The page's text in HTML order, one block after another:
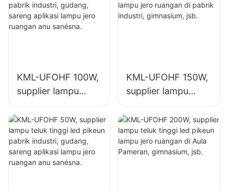
KML-UFOHF 100W,
supplier lampu
teluk tinggi led
pikeun pabrik
industri, gudang,
sareng aplikasi
lampu jero ruangan
KML-UFOHF 150W,
supplier lampu
teluk tinggi led
pikeun lampu jero
ruangan di pabrik
industri,